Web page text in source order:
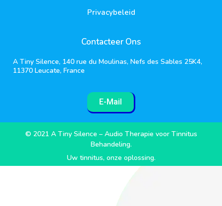
Privacybeleid
Contacteer Ons
A Tiny Silence, 140 rue du Moulinas, Nefs des Sables 25K4,
11370 Leucate, France
E-Mail
© 2021 A Tiny Silence – Audio Therapie voor Tinnitus
Behandeling.
Uw tinnitus, onze oplossing.